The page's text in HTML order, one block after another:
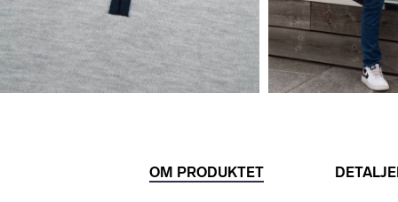
OM PRODUKTET